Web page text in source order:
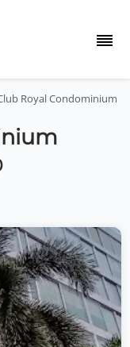
Royal Condominium